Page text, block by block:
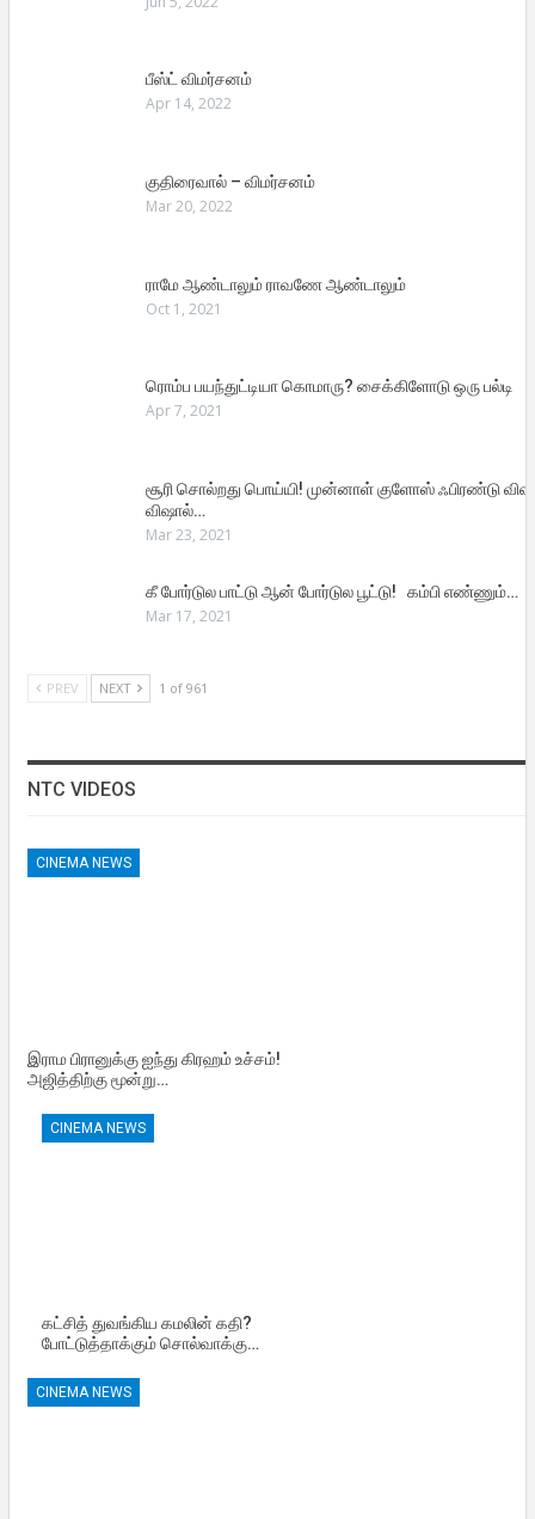
பீஸ்ட் விமர்சனம்
Apr 14, 2022
குதிரைவால் – விமர்சனம்
Mar 20, 2022
ராமே ஆண்டாலும் ராவணே ஆண்டாலும்
Oct 1, 2021
ரொம்ப பயந்துட்டியா கொமாரு? சைக்கிளோடு ஒரு பல்டி
Apr 7, 2021
சூரி சொல்றது பொய்யி! முன்னாள் குளோஸ் ஃபிரண்டு
விஷால்…
Mar 23, 2021
கீ போர்டுல பாட்டு ஆன் போர்டுல பூட்டு! கம்பி எண்ணும்…
Mar 17, 2021
PREV NEXT 1 of 961
NTC VIDEOS
CINEMA NEWS
இராம பிரானுக்கு ஐந்து கிரஹம் உச்சம்!
அஜித்திற்கு மூன்று…
CINEMA NEWS
கட்சித் துவங்கிய கமலின் கதி?
போட்டுத்தாக்கும் சொல்வாக்கு…
CINEMA NEWS